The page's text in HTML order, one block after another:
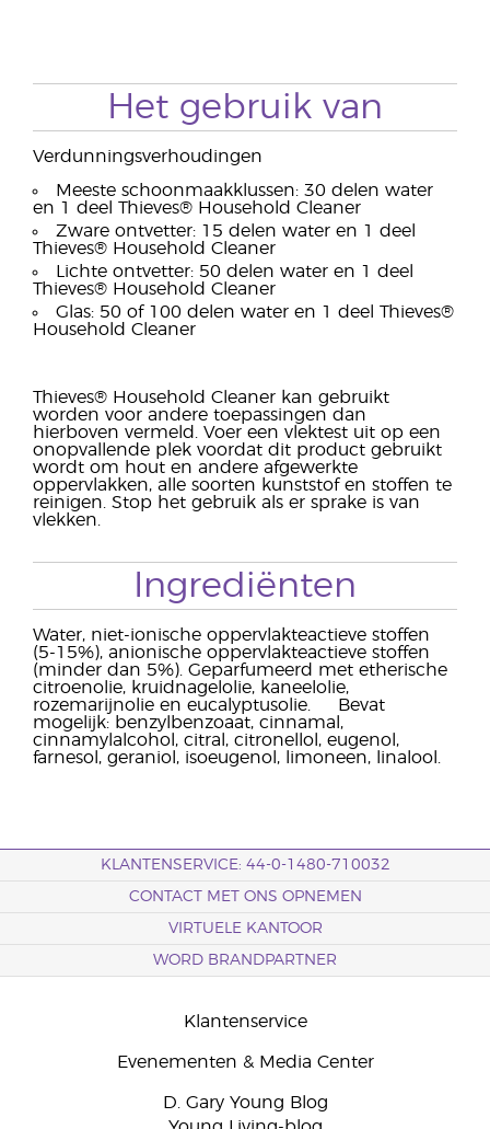
Het gebruik van
Verdunningsverhoudingen
Meeste schoonmaakklussen: 30 delen water
en 1 deel Thieves® Household Cleaner
Zware ontvetter: 15 delen water en 1 deel
Thieves® Household Cleaner
Lichte ontvetter: 50 delen water en 1 deel
Thieves® Household Cleaner
Glas: 50 of 100 delen water en 1 deel Thieves®
Household Cleaner
Thieves® Household Cleaner kan gebruikt
worden voor andere toepassingen dan
hierboven vermeld. Voer een vlektest uit op een
onopvallende plek voordat dit product gebruikt
wordt om hout en andere afgewerkte
oppervlakken, alle soorten kunststof en stoffen te
reinigen. Stop het gebruik als er sprake is van
vlekken.
Ingrediënten
Water, niet-ionische oppervlakteactieve stoffen
(5-15%), anionische oppervlakteactieve stoffen
(minder dan 5%). Geparfumeerd met etherische
citroenolie, kruidnagelolie, kaneelolie,
rozemarijnolie en eucalyptusolie. Bevat
mogelijk: benzylbenzoaat, cinnamal,
cinnamylalcohol, citral, citronellol, eugenol,
farnesol, geraniol, isoeugenol, limoneen, linalool.
KLANTENSERVICE: 44-0-1480-710032
CONTACT MET ONS OPNEMEN
VIRTUELE KANTOOR
WORD BRANDPARTNER
Klantenservice
Evenementen & Media Center
D. Gary Young Blog